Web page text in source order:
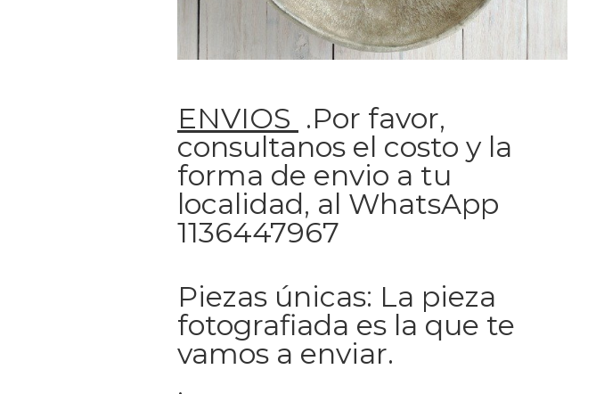
ENVIOS .Por favor,
consultanos el costo y la
forma de envio a tu
localidad, al WhatsApp
1136447967
Piezas únicas: La pieza
fotografiada es la que te
vamos a enviar.
.